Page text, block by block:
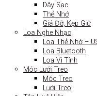
Dây Sạc
Thẻ Nhớ
Giá Đỡ, Kẹp Giữ
Loa Nghe Nhạc
Loa Thẻ Nhớ –
Loa Bluetooth
Loa Vi Tính
Móc Lưới Treo
Móc Treo
Lưới Treo